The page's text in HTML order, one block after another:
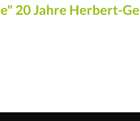
20 Jahre Herbert-